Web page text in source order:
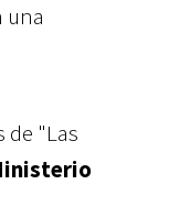
una
de "Las